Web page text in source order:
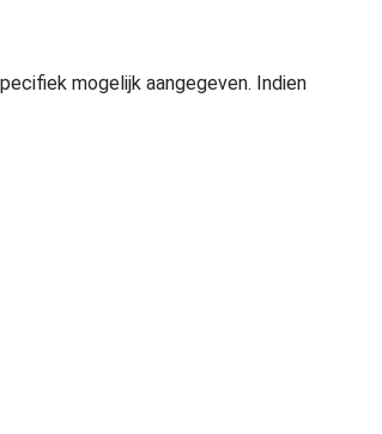
mogelijk aangegeven. Indien